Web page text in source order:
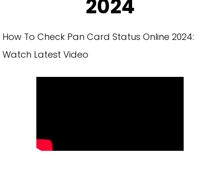
2024
How To Check Pan Card Status Online 2024:
Watch Latest Video